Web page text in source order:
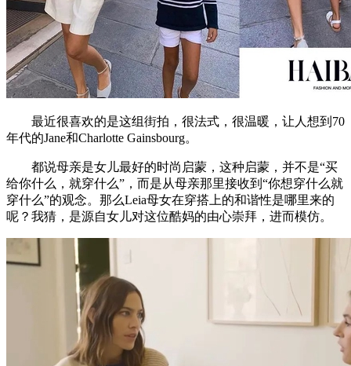
最近很喜欢的是这组街拍，很法式，很温暖，让人想到70
年代的Jane和Charlotte Gainsbourg。
都说母亲是女儿最好的时尚启蒙，这种启蒙，并不是“买
给你什么，就穿什么”，而是从母亲那里接收到“你想穿什么就
穿什么”的观念。那么Leia母女在穿搭上的和谐性是哪里来的
呢？我猜，是源自女儿对这位酷妈的由心崇拜，进而模仿。